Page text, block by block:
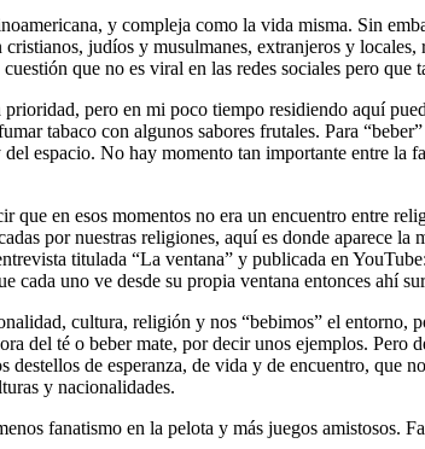
y compleja como la vida misma. Sin
judíos y musulmanes, extranjeros y
que no es viral en las redes sociales pero que
pero en mi poco tiempo residiendo aquí
tabaco con algunos sabores frutales. Para
espacio. No hay momento tan importante entre la
en esos momentos no era un encuentro entre
por nuestras religiones, aquí es donde aparece
titulada “La ventana” y publicada en
cada uno ve desde su propia ventana entonces ahí
cultura, religión y nos “bebimos” el entorno,
del té o beber mate, por decir unos ejemplos.
destellos de esperanza, de vida y de encuentro,
y nacionalidades.
fanatismo en la pelota y más juegos amistosos.